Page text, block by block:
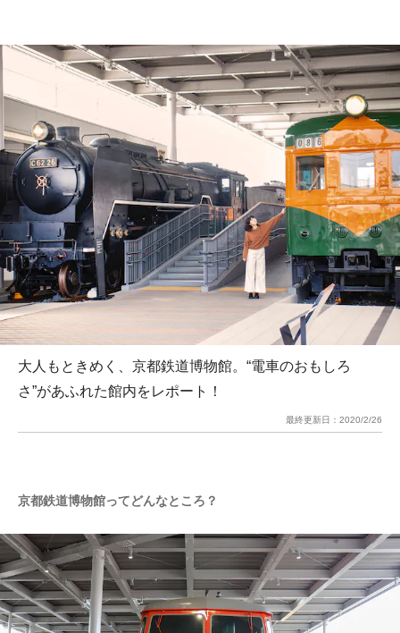
大人もときめく、京都鉄道博物館。“電車のおもしろ
さ”があふれた館内をレポート！
最終更新日： 2020/2/26
京都鉄道博物館ってどんなところ？